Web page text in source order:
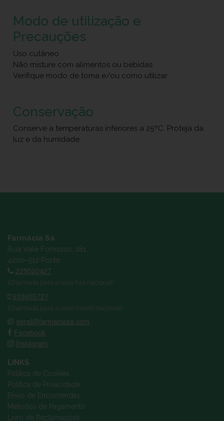
Modo de utilização e
Precauções
Uso cutâneo
Não misture com alimentos ou bebidas
Verifique modo de toma e/ou como utilizar
Conservação
Conserve a temperaturas inferiores a 25ºC. Proteja da
luz e da humidade.
Farmácia Sá
Rua Vale Formoso, 181
4200-512 Porto
225020427
(Chamada para a rede fixa nacional)
933605727
(Chamada para a rede móvel nacional)
geral@farmaciasa.com
Facebook
Instagram
LINKS
Política de Cookies
Política de Privacidade
Envio de Encomendas
Métodos de Pagamento
Livro de Reclamações